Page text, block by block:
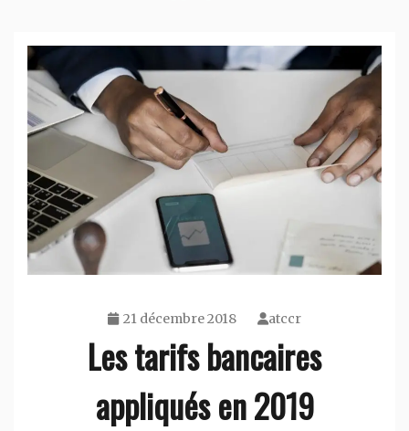
21 décembre 2018 atccr
Les tarifs bancaires
appliqués en 2019